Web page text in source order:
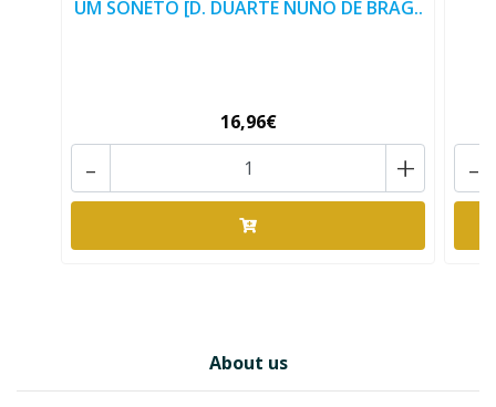
UM SONETO [D. DUARTE NUNO DE BRAG..
16,96€
+
- -
About us